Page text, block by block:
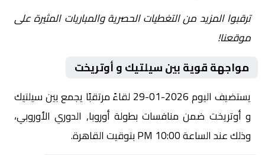
ترقبوا المزيد من التغطيات الحصرية والمباريات المثيرة على
موقعنا!
مواجهة قوية بين سيلتيك و أوتريخت
يستضيف اليوم 2026-01-29 لقاءً مرتقبًا يجمع بين سيلتيك
و أوتريخت ضمن منافسات بطولة أوروبا, الدوري الأوروبي،
وذلك عند الساعة 10:00 PM بتوقيت القاهرة.